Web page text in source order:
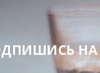
НА